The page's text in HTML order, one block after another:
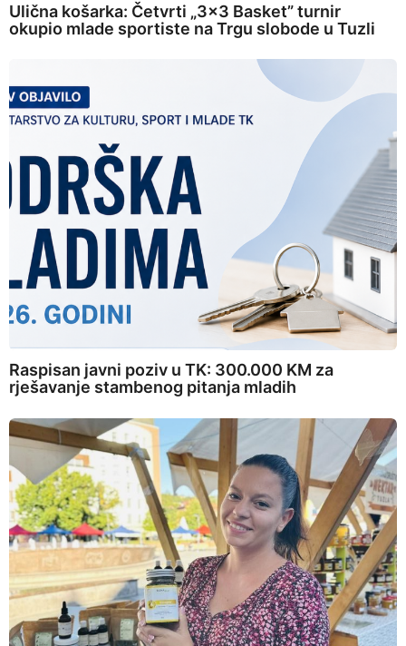
Ulična košarka: Četvrti „3×3 Basket” turnir
okupio mlade sportiste na Trgu slobode u Tuzli
Raspisan javni poziv u TK: 300.000 KM za
rješavanje stambenog pitanja mladih